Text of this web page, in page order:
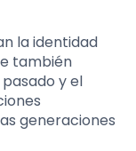
la identidad
también
y el
generaciones